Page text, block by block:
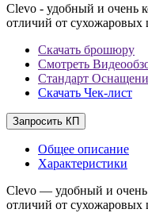
Clevo - удобный и очень
отличий от сухожаровых
Скачать брошюру
Смотреть
Стандарт
Скачать Чек-лист
Запросить КП
Общее описание
Характеристики
Clevo — удобный и очень
отличий от сухожаровых